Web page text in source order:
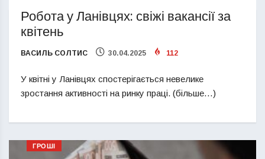
Робота у Ланівцях: свіжі вакансії за
квітень
ВАСИЛЬ СОЛТИС 30.04.2025 112
У квітні у Ланівцях спостерігається невелике
зростання активності на ринку праці. (більше…)
ГРОШІ